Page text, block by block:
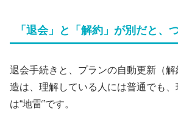
「退会」と「解約」が別だと、
退会手続きと、プランの自動更新（
造は、理解している人には普通でも
は“地雷”です。